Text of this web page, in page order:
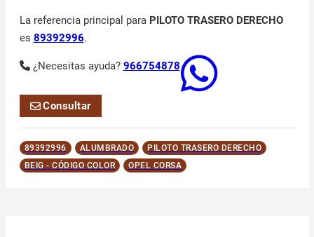
La referencia principal para PILOTO TRASERO DERECHO
es 89392996.
¿Necesitas ayuda? 966754878
Consultar
89392996 ALUMBRADO
PILOTO TRASERO DERECHO
BEIG - CÓDIGO COLOR
OPEL CORSA